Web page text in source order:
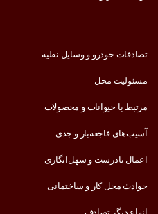
تصادفات خودرو و وسایل نقلیه
مسئولیت محل
مرتبط با حیوانات و محصولات
آسیب‌های فاجعه‌بار و جدی
اعمال نادرست و سهل‌انگاری
حوادث محل کار و ساختمانی